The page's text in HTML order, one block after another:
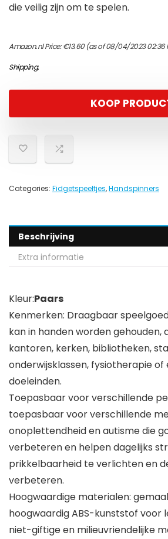
die veilig zijn om te spelen.
Amazon.nl Price:€13.60(as of 08/04/2023 02:36
Shipping.
KOOP
Categories: Fidgetspeeltjes,Handspinners
Beschrijving
Extra informatie
Kleur:Paars
Kenmerken: Draagbaar
kan in handen worden gehouden,
kantoren, kerken, bibliotheken,
onderwijsklassen, fysiotherapie
doeleinden.
Toepasbaar voor verschillende
toepasbaar voor verschillende
onoplettendheid en autisme die
verbeteren en helpen dagelijks
prikkelbaarheid te verlichten en
verbeteren.
Hoogwaardige materialen:
hoogwaardig ABS-kunststof voor
niet-giftige en milieuvriendelijke